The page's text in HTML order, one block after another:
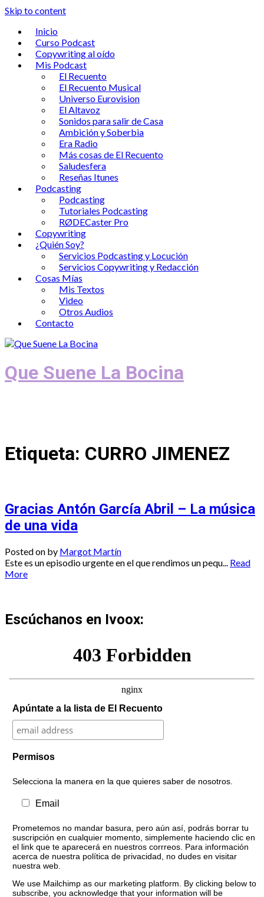
Skip to content
Inicio
Curso Podcast
Copywriting al oído
Mis Podcast
El Recuento
El Recuento Musical
Universo Eurovision
El Altavoz
Sonidos para salir de Casa
Ambición y Soberbia
Era Radio
Más cosas de El Recuento
Saludesfera
Reseñas Itunes
Podcasting
Podcasting
Tutoriales Podcasting
RØDECaster Pro
Copywriting
¿Quién Soy?
Servicios Podcasting y Locución
Servicios Copywriting y Redacción
Cosas Mías
Mis Textos
Video
Otros Audios
Contacto
Que Suene La Bocina
Etiqueta: CURRO JIMENEZ
Gracias Antón García Abril – La música
de una vida
Posted on by Margot Martín
Este es un episodio urgente en el que rendimos un pequ...
Read
More
Escúchanos en Ivoox:
Apúntate a la lista de El Recuento
Permisos
Selecciona la manera en la que quieres saber de nosotros.
Email
Prometemos no mandar basura, pero aún así, podrás borrar tu
suscripción en cualquier momento, simplemente haciendo clic en
el link que te aparecerá en nuestros corrreos. Para información
acerca de nuestra política de privacidad, no dudes en visitar
nuestra web.
We use Mailchimp as our marketing platform. By clicking below to
subscribe, you acknowledge that your information will be